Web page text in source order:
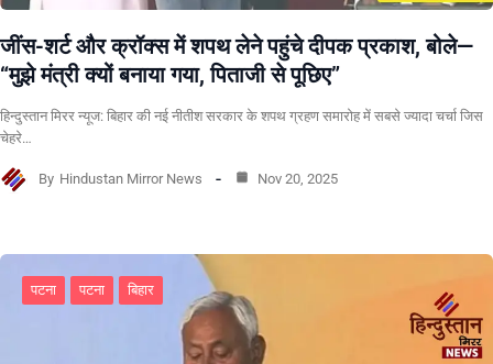
जींस-शर्ट और क्रॉक्स में शपथ लेने पहुंचे दीपक प्रकाश, बोले—
“मुझे मंत्री क्यों बनाया गया, पिताजी से पूछिए”
हिन्दुस्तान मिरर न्यूज: बिहार की नई नीतीश सरकार के शपथ ग्रहण समारोह में सबसे ज्यादा चर्चा जिस
चेहरे…
By Hindustan Mirror News Nov 20, 2025
पटना पटना बिहार